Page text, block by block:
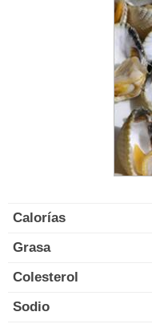
Calorías
Grasa
Colesterol
Sodio